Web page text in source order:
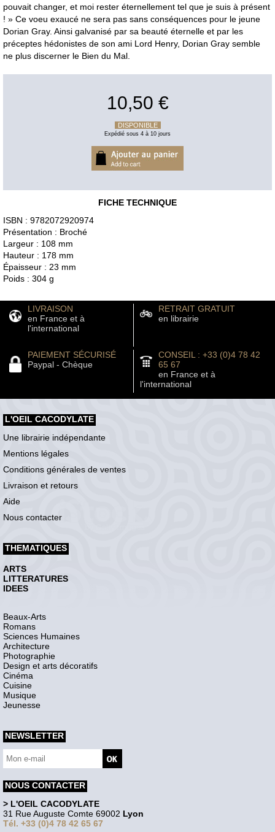
pouvait changer, et moi rester éternellement tel que je suis à présent
! » Ce voeu exaucé ne sera pas sans conséquences pour le jeune
Dorian Gray. Ainsi galvanisé par sa beauté éternelle et par les
préceptes hédonistes de son ami Lord Henry, Dorian Gray semble
ne plus discerner le Bien du Mal.
10,50 €
DISPONIBLE
Expédié sous 4 à 10 jours
FICHE TECHNIQUE
ISBN : 9782072920974
Présentation : Broché
Largeur : 108 mm
Hauteur : 178 mm
Épaisseur : 23 mm
Poids : 304 g
LIVRAISON
en France et à
l'international
RETRAIT GRATUIT
en librairie
PAIEMENT SÉCURISÉ
Paypal - Chèque
CONSEIL : +33 (0)4 78 42
65 67
en France et à
l'international
L'OEIL CACODYLATE
Une librairie indépendante
Mentions légales
Conditions générales de ventes
Livraison et retours
Aide
Nous contacter
THEMATIQUES
ARTS
LITTERATURES
IDEES
Beaux-Arts
Romans
Sciences Humaines
Architecture
Photographie
Design et arts décoratifs
Cinéma
Cuisine
Musique
Jeunesse
NEWSLETTER
NOUS CONTACTER
> L'OEIL CACODYLATE
31 Rue Auguste Comte 69002 Lyon
Tél. +33 (0)4 78 42 65 67